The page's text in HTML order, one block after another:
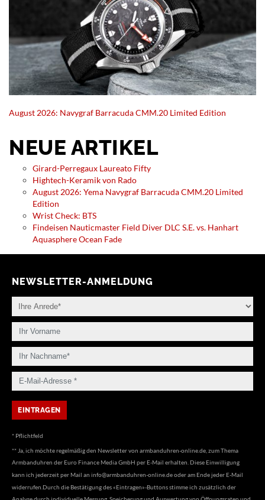
August 2026: Navygraf Barracuda CMM.20 Limited Edition
NEUE ARTIKEL
Girard-Perregaux Laureato Fifty
Hightech-Keramik von Rado
August 2026: Yema Navygraf Barracuda CMM.20 Limited
Edition
Wrist Check: BTS
Findeisen Nauticmaster Field Diver DLC S.E. vs. Hanhart
Aquasphere Ocean Fade
NEWSLETTER-ANMELDUNG
* Pflichtfeld
** Ja, ich möchte regelmäßig den Newsletter von armbanduhren-online.de, zum Thema
Armbanduhren der Euro Finance Media GmbH per E-Mail erhalten. Diese Einwilligung
kann ich jederzeit per Mail an info@armbanduhren-online.deoder am Ende jeder E-Mail
widerrufen.Durch die Bestätigung des «Eintragen»-Buttons stimme ich zusätzlich der
Analyse durch individuelle Messung, Speicherung und Auswertung von Öffnungsraten und